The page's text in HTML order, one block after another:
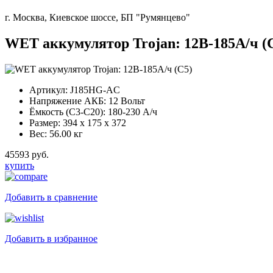
г. Москва, Киевское шоссе, БП "Румянцево"
WET аккумулятор Trojan: 12В-185А/ч
Артикул: J185HG-AC
Напряжение АКБ: 12 Вольт
Ёмкость (С3-С20): 180-230 А/ч
Размер: 394 x 175 x 372
Вес: 56.00 кг
45593 руб.
купить
Добавить в сравнение
Добавить в избранное